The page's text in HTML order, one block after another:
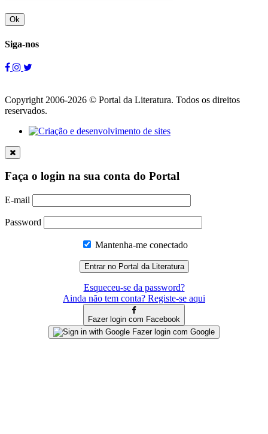
Ok
Siga-nos
Copyright 2006-2026 © Portal da Literatura. Todos os direitos
reservados.
Faça o login na sua conta do Portal
E-mail
Password
Mantenha-me conectado
Esqueceu-se da password?
Ainda não tem conta? Registe-se aqui
Fazer login com Facebook
Fazer login com Google